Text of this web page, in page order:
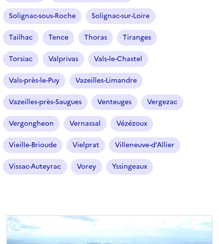
Solignac-sous-Roche Solignac-sur-Loire
Tailhac Tence Thoras Tiranges
Torsiac Valprivas Vals-le-Chastel
Vals-près-le-Puy Vazeilles-Limandre
Vazeilles-près-Saugues Venteuges Vergezac
Vergongheon Vernassal Vézézoux
Vieille-Brioude Vielprat Villeneuve-d’Allier
Vissac-Auteyrac Vorey Yssingeaux